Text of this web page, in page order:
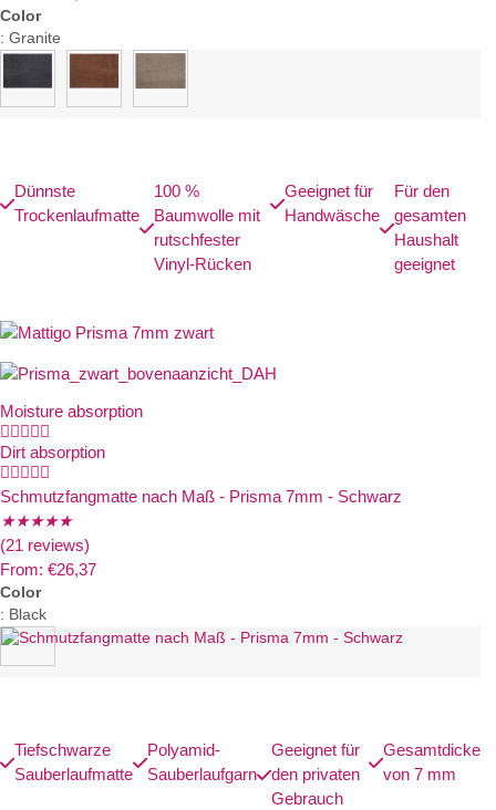
Color
: Granite
Dünnste
Trockenlaufmatte
100 %
Baumwolle mit
rutschfester
Vinyl-Rücken
Geeignet für
Handwäsche
Für den
gesamten
Haushalt
geeignet
Moisture absorption

Dirt absorption

Schmutzfangmatte nach Maß - Prisma 7mm - Schwarz
★★★★★
(21 reviews)
From: €26,37
Color
: Black
Tiefschwarze
Sauberlaufmatte
Polyamid-
Sauberlaufgarn
Geeignet für
den privaten
Gebrauch
Gesamtdicke
von 7 mm